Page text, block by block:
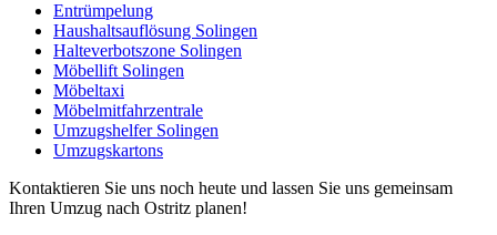
Entrümpelung
Haushaltsauflösung Solingen
Halteverbotszone Solingen
Möbellift Solingen
Möbeltaxi
Möbelmitfahrzentrale
Umzugshelfer Solingen
Umzugskartons
Kontaktieren Sie uns noch heute und lassen Sie uns gemeinsam
Ihren Umzug nach Ostritz planen!